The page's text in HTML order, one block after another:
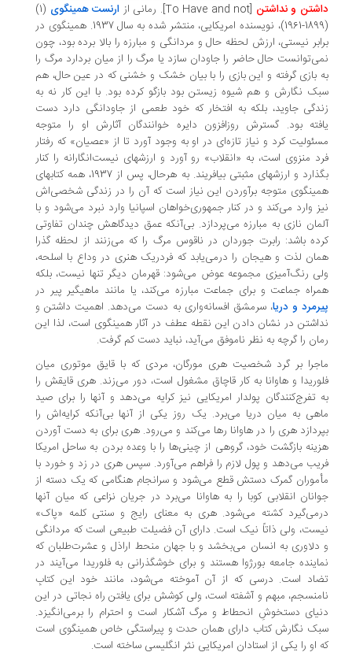
و نداشتن [To Have and not]. رمانی ازارنست همینگوی
(1)
(1899-1961)، نویسنده امریکایی، منتشر شده به سال 1937. همینگوی در
نیستی، ارزش لحظه حال و مردانگی و مبارزه را بالا برده بود، چون
حال حاضر را جاودان سازد یا مرگ را از میان بردارد مرگ را
بازی گرفته و این بازی را با بیان خشک و خشنی که در عین حال، هم
نگارش و هم شیوه زیستن بود بازگو کرده بود. با این کار نه به
جاوید، بلکه به افتخار که خود طعمی از جاودانگی دارد دست
بود. گسترش روزافزون دایره خوانندگان آثارش او را متوجه
کرد و نیاز تازه‌ای در او به وجود آورد تا از «عصیان» که رفتار
منزوی است، به «انقلاب» رو آورد و ارزشهای نیست‌انگارانه را کنار
بگذارد و ارزشهای مثبتی بیافریند. به هرحال، پس از 1937، همه کتابهای
متوجه برآوردن این نیاز است که آن را در زندگی شخصی‌اش
وارد می‌کند و در کنار جمهوری‌خواهان اسپانیا وارد نبرد می‌شود و با
نازی به مبارزه می‌پردازد. بی‌آنکه عمق دیدگاهش چندان تفاوتی
باشد: رابرت جوردان در ناقوس مرگ را که می‌زنند از لحظه گذرا
لذت و هیجان را درمی‌یابد که فردریک هنری در وداع با اسلحه،
رنگ‌آمیزی مجموعه عوض می‌شود: قهرمان دیگر تنها نیست، بلکه
جماعت و برای جماعت مبارزه می‌کند، یا مانند ماهیگیر پیر در
و دریا ، سرمشق افسانه‌واری به دست می‌دهد. اهمیت داشتن و
در نشان دادن این نقطه عطف در آثار همینگوی است، لذا این
را گرچه به نظر ناموفق می‌آید، نباید دست کم گرفت.
بر گرد شخصیت هری مورگان، مردی که با قایق موتوری میان
و هاوانا به کار قاچاق مشغول است، دور می‌زند. هری قایقش را
تفرج‌کنندگان پولدار امریکایی نیز کرایه می‌دهد و آنها را برای صید
به میان دریا می‌برد. یک روز یکی از آنها بی‌آنکه کرایه‌اش را
هری را در هاوانا رها می‌کند و می‌رود. هری برای به دست آوردن
بازگشت خود، گروهی از چینی‌ها را با وعده بردن به ساحل امریکا
می‌دهد و پول لازم را فراهم می‌آورد. سپس هری در زد و خورد با
گمرک دستش قطع می‌شود و سرانجام هنگامی که یک دسته از
انقلابی کوبا را به هاوانا می‌برد در جریان نزاعی که میان آنها
کشته می‌شود. هری به معنای رایج و سنتی کلمه «پاک»
ولی ذاتاً نیک است. دارای آن فضیلت طبیعی است که مردانگی
به انسان می‌بخشد و با جهان منحط اراذل و عشرت‌طلبان که
جامعه بورژوا هستند و برای خوشگذرانی به فلوریدا می‌آیند در
است. درسی که از آن آموخته می‌شود، مانند خود این کتابِ
مبهم و آشفته است، ولی کوشش برای یافتن راه نجاتی در این
دستخوشِ انحطاط و مرگ آشکار است و احترام را برمی‌انگیزد.
نگارش کتاب دارای همان حدت و پیراستگی خاص همینگوی است
او را یکی از استادان امریکایی نثر انگلیسی ساخته است.